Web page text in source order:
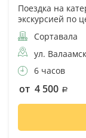
Поездка на
экскурсией по
Сортавала
ул.
6 часов
от 4 500